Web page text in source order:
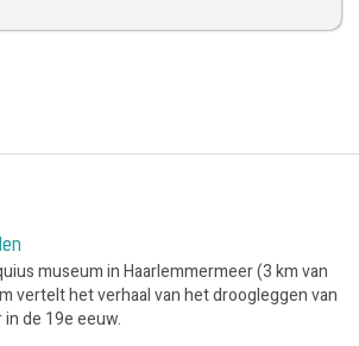
museum in Haarlemmermeer (3 km van
vertelt het verhaal van het droogleggen van
de 19e eeuw.